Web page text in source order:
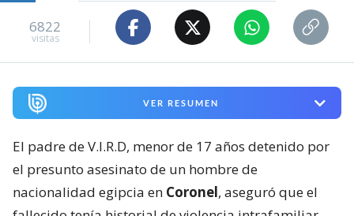
6822
visitas
VER RESUMEN
El padre de V.I.R.D, menor de 17 años detenido por
el presunto asesinato de un hombre de
nacionalidad egipcia en Coronel, aseguró que el